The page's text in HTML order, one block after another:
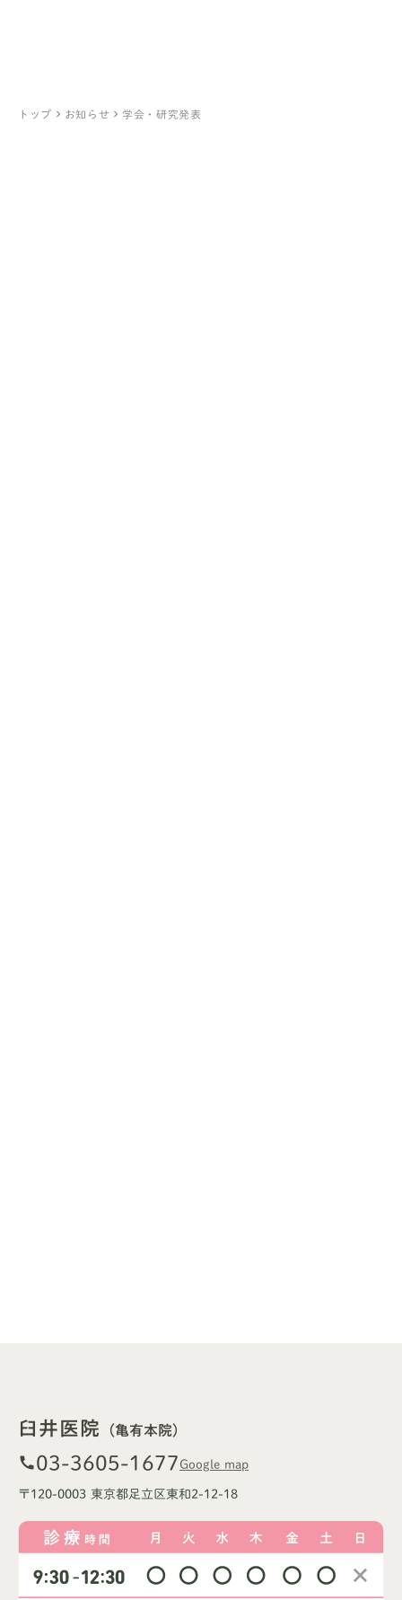
トップ keyboard_arrow_right お知らせ keyboard_arrow_right 学会・研究発表
臼井医院 （亀有本院）
call03-3605-1677 Google map
〒120-0003 東京都足立区東和2-12-18